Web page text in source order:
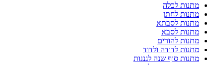
מתנות לכלה
מתנות לחתן
מתנות לסבתא
מתנות לסבא
מתנות להורים
מתנות לדודה ולדוד
מתנות סוף שנה לגננות